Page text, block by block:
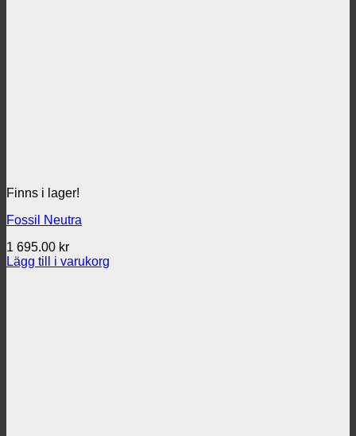
Finns i lager!
Fossil Neutra
1 695.00 kr
Lägg till i varukorg